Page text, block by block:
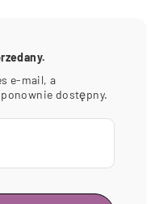
e-mail, a
dostępny.